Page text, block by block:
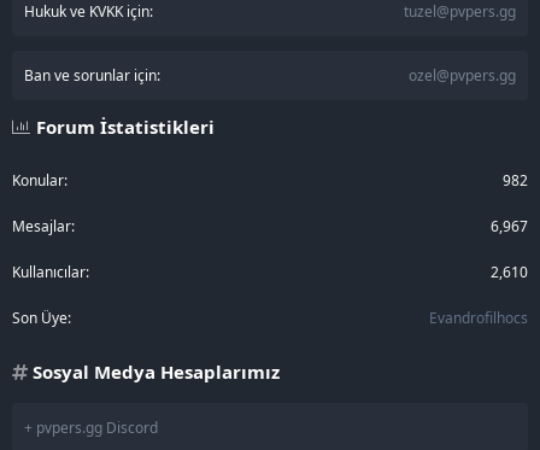
Hukuk ve KVKK için: tuzel@pvpers.gg
Ban ve sorunlar için: ozel@pvpers.gg
Forum İstatistikleri
Konular 982
Mesajlar 6,967
Kullanıcılar 2,610
Son Üye Evandrofilhocs
Sosyal Medya Hesaplarımız
+ pvpers.gg Discord